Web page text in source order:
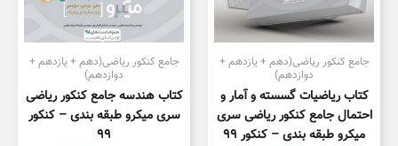
جامع کنکور ریاضی(دهم + یازدهم +
دوازدهم)
کتاب ریاضیات گسسته و آمار و
احتمال جامع کنکور ریاضی سری
میکرو طبقه بندی – کنکور ۹۹
جامع کنکور ریاضی(دهم + یازدهم +
دوازدهم)
کتاب هندسه جامع کنکور ریاضی
سری میکرو طبقه بندی – کنکور
۹۹